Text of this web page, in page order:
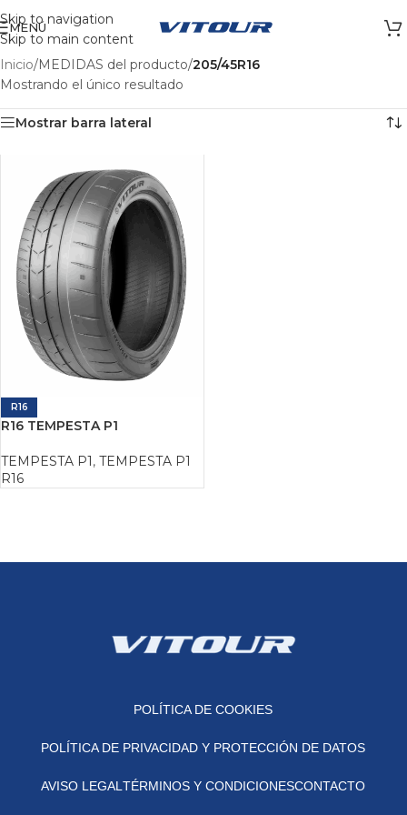
Skip to navigation
Skip to main content
MENÚ
Inicio/MEDIDAS del producto/205/45R16
Mostrando el único resultado
Mostrar barra lateral
R16
R16 TEMPESTA P1
TEMPESTA P1, TEMPESTA P1
R16
POLÍTICA DE COOKIES
POLÍTICA DE PRIVACIDAD Y PROTECCIÓN DE DATOS
AVISO LEGALTÉRMINOS Y CONDICIONESCONTACTO